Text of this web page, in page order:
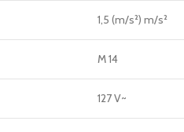
1,5 (m/s²) m/s²
M 14
127 V~